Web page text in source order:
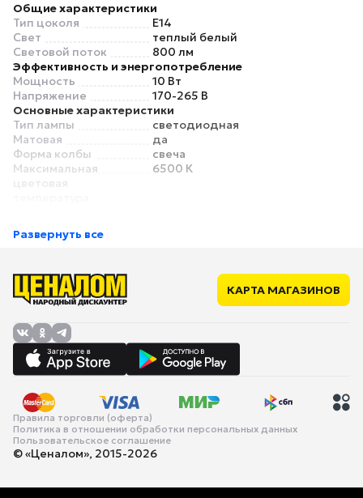
Общие характеристики
Тип цоколя
E14
Свет
теплый белый
Световой поток
800 лм
Эффективность и энергопотребление
Мощность
10 Вт
Напряжение
170-265 В
Основные характеристики
Тип лампы
светодиодная
Матовая
да
Форма колбы
свеча
Максимальная
6500 К
Эквивалент лампы
Габариты и вес
Длина
Развернуть все
КАРТА МАГАЗИНОВ
Правила торговли (оферта)
Политика в отношении обработки персональных данных
Пользовательское соглашение
© «Ценалом», 2015-2026